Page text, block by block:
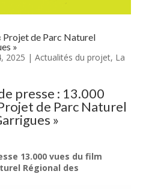
Projet de Parc Naturel
»
2025 | Actualités du projet, La
presse : 13.000
de Parc Naturel
»
13.000 vues du film
Régional des